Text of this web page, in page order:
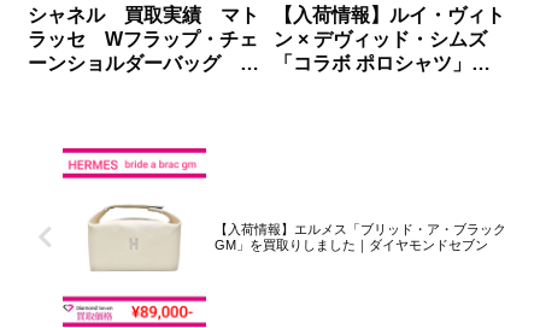
シャネル 買取実績 マト
ラッセ Wフラップ・チェ
ーンショルダーバッグ
【入荷情報】ルイ・ヴィト
ン × デヴィッド・シムズ
「コラボ ポロシャツ」を
【入荷情報】エルメス「ブリッド・ア・ブラック
GM」を買取りしました｜ダイヤモンドセブン